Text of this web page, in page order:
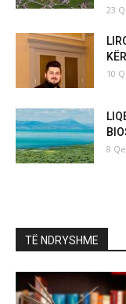
23
10
8
TË NDRYSHME